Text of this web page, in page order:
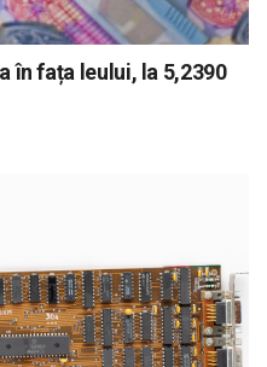
în fața leului, la 5,2390